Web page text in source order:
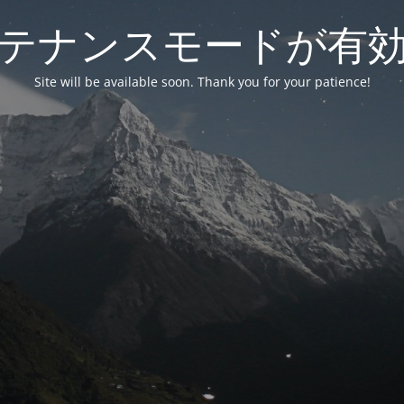
ナンスモードが有
Site will be available soon. Thank you for your patience!